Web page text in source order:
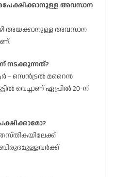
അപേക്ഷിക്കാനുള്ള അവസാന
അയക്കാനുള്ള അവസാന
നടക്കുന്നത്?
– സെൻട്രൽ മറൈൻ
വെച്ചാണ് ഏപ്രിൽ 20-ന്